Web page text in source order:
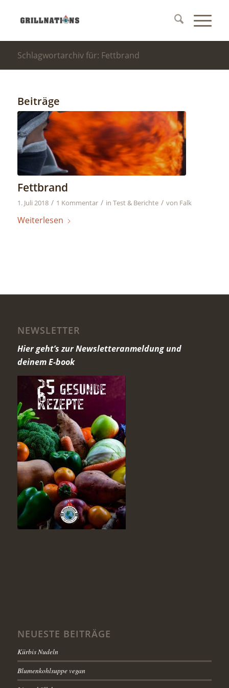
Schlagwortarchiv für: Fettbrand
Beiträge
Fettbrand
1. Juli 2018 / 1 Kommentar / in Test & Berichte / von Falk
Weiterlesen
NEWSLETTER
Hier geht’s zur Newsletteranmeldung und
deinem E-book
NEUESTE BEITRÄGE
Kürbis Nudeln
Blumenkohlsuppe vegan